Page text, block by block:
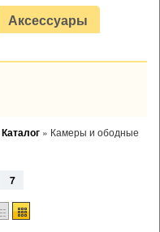
Аксессуары
Каталог » Камеры и ободные
7